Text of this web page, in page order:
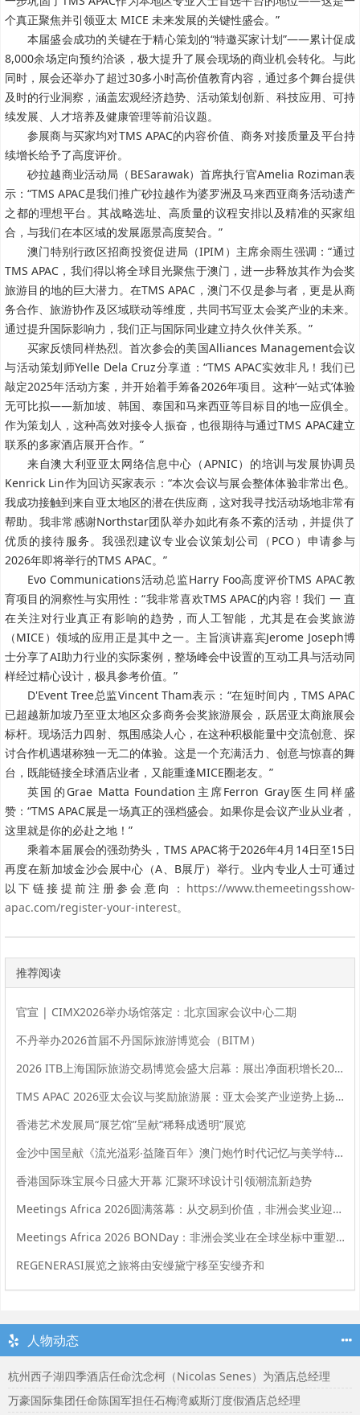
个真正聚焦并引领亚太 MICE 未来发展的关键性盛会。”
本届盛会成功的关键在于精心策划的“特邀买家计划”——累计促成
8,000余场定向预约洽谈，极大提升了展会现场的商业机会转化。与此
同时，展会还举办了超过30多小时高价值教育内容，通过多个舞台提供
及时的行业洞察，涵盖宏观经济趋势、活动策划创新、科技应用、可持
续发展、人才培养及健康管理等前沿议题。
参展商与买家均对TMS APAC的内容价值、商务对接质量及平台持
续增长给予了高度评价。
砂拉越商业活动局（BESarawak）首席执行官Amelia Roziman表
示：“TMS APAC是我们推广砂拉越作为婆罗洲及马来西亚商务活动遗产
之都的理想平台。其战略选址、高质量的议程安排以及精准的买家组
合，与我们在本区域的发展愿景高度契合。”
澳门特别行政区招商投资促进局（IPIM）主席余雨生强调：“通过
TMS APAC，我们得以将全球目光聚焦于澳门，进一步释放其作为会奖
旅游目的地的巨大潜力。在TMS APAC，澳门不仅是参与者，更是从商
务合作、旅游协作及区域联动等维度，共同书写亚太会奖产业的未来。
通过提升国际影响力，我们正与国际同业建立持久伙伴关系。”
买家反馈同样热烈。首次参会的美国Alliances Management会议
与活动策划师Yelle Dela Cruz分享道：“TMS APAC实效非凡！我们已
敲定2025年活动方案，并开始着手筹备2026年项目。这种‘一站式’体验
无可比拟——新加坡、韩国、泰国和马来西亚等目标目的地一应俱全。
作为策划人，这种高效对接令人振奋，也很期待与通过TMS APAC建立
联系的多家酒店展开合作。”
来自澳大利亚亚太网络信息中心（APNIC）的培训与发展协调员
Kenrick Lin作为回访买家表示：“本次会议与展会整体体验非常出色。
我成功接触到来自亚太地区的潜在供应商，这对我寻找活动场地非常有
帮助。我非常感谢Northstar团队举办如此有条不紊的活动，并提供了
优质的接待服务。我强烈建议专业会议策划公司（PCO）申请参与
2026年即将举行的TMS APAC。”
Evo Communications活动总监Harry Foo高度评价TMS APAC教
育项目的洞察性与实用性：“我非常喜欢TMS APAC的内容！我们 一 直
在关注对行业真正有影响的趋势，而人工智能，尤其是在会奖旅游
（MICE）领域的应用正是其中之一。主旨演讲嘉宾Jerome Joseph博
士分享了AI助力行业的实际案例，整场峰会中设置的互动工具与活动同
样经过精心设计，极具参考价值。”
D'Event Tree总监Vincent Tham表示：“在短时间内，TMS APAC
已超越新加坡乃至亚太地区众多商务会奖旅游展会，跃居亚太商旅展会
标杆。现场活力四射、氛围感染人心，在这种积极能量中交流创意、探
讨合作机遇堪称独一无二的体验。这是一个充满活力、创意与惊喜的舞
台，既能链接全球酒店业者，又能重逢MICE圈老友。”
英国的Grae Matta Foundation主席Ferron Gray医生同样盛
赞：“TMS APAC展是一场真正的强档盛会。如果你是会议产业从业者，
这里就是你的必赴之地！”
乘着本届展会的强劲势头，TMS APAC将于2026年4月14日至15日
再度在新加坡金沙会展中心（A、B展厅）举行。 业内专业人士可通过
以下链接提前注册参会意向： https://www.themeetingsshow-
apac.com/register-your-interest。
推荐阅读
官宣 | CIMX2026举办场馆落定：北京国家会议中心二期
不丹举办2026首届不丹国际旅游博览会（BITM）
2026 ITB上海国际旅游交易博览会盛大启幕：展出净面积增长20%，全球旅业共拓中国市场新机遇
TMS APAC 2026亚太会议与奖励旅游展：亚太会奖产业逆势上扬，实现强劲增长
香港艺术发展局“展艺馆”呈献“稀释成透明”展览
金沙中国呈献《流光溢彩‧益隆百年》澳门炮竹时代记忆与美学特展
香港国际珠宝展今日盛大开幕 汇聚环球设计引领潮流新趋势
Meetings Africa 2026圆满落幕：从交易到价值，非洲会奖业迎来新起点
Meetings Africa 2026 BONDay：非洲会奖业在全球坐标中重塑角色
REGENERASI展览之旅将由安缦黛宁移至安缦齐和
人物动态
杭州西子湖四季酒店任命沈念柯（Nicolas Senes）为酒店总经理
万豪国际集团任命陈国军担任石梅湾威斯汀度假酒店总经理